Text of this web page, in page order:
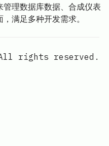
理数据库数据、合成仪表
满足多种开发需求。
rights reserved.